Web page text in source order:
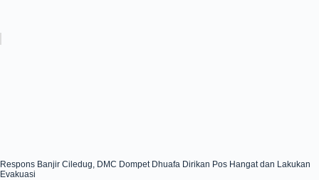
Respons Banjir Ciledug, DMC Dompet Dhuafa Dirikan Pos Hangat dan Lakukan
Evakuasi